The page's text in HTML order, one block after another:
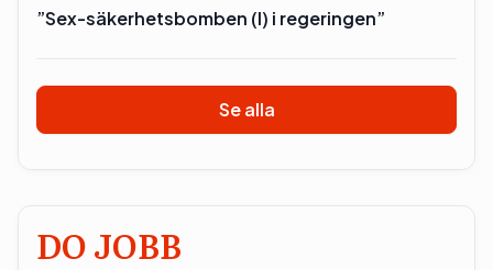
”Sex-säkerhetsbomben (l) i regeringen”
Se alla
DO JOBB